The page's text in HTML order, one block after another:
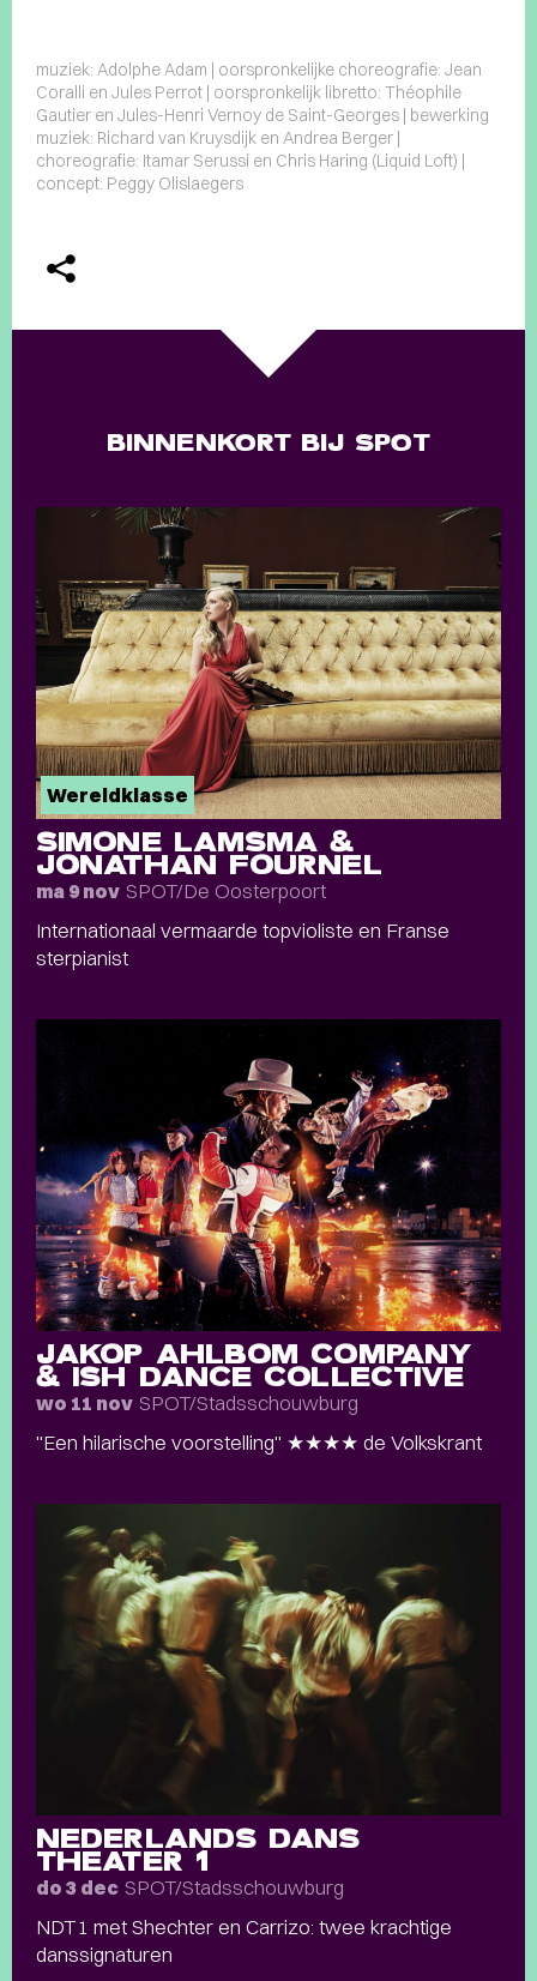
muziek: Adolphe Adam | oorspronkelijke choreografie: Jean
Coralli en Jules Perrot | oorspronkelijk libretto: Théophile
Gautier en Jules-Henri Vernoy de Saint-Georges | bewerking
muziek: Richard van Kruysdijk en Andrea Berger |
choreografie: Itamar Serussi en Chris Haring (Liquid Loft) |
concept: Peggy Olislaegers
BINNENKORT BIJ SPOT
Wereldklasse
SIMONE LAMSMA &
JONATHAN FOURNEL
ma 9 nov SPOT/De Oosterpoort
Internationaal vermaarde topvioliste en Franse
sterpianist
JAKOP AHLBOM COMPANY
& ISH DANCE COLLECTIVE
wo 11 nov SPOT/Stadsschouwburg
"Een hilarische voorstelling" ★★★★ de Volkskrant
NEDERLANDS DANS
THEATER 1
do 3 dec SPOT/Stadsschouwburg
NDT1 met Shechter en Carrizo: twee krachtige
danssignaturen